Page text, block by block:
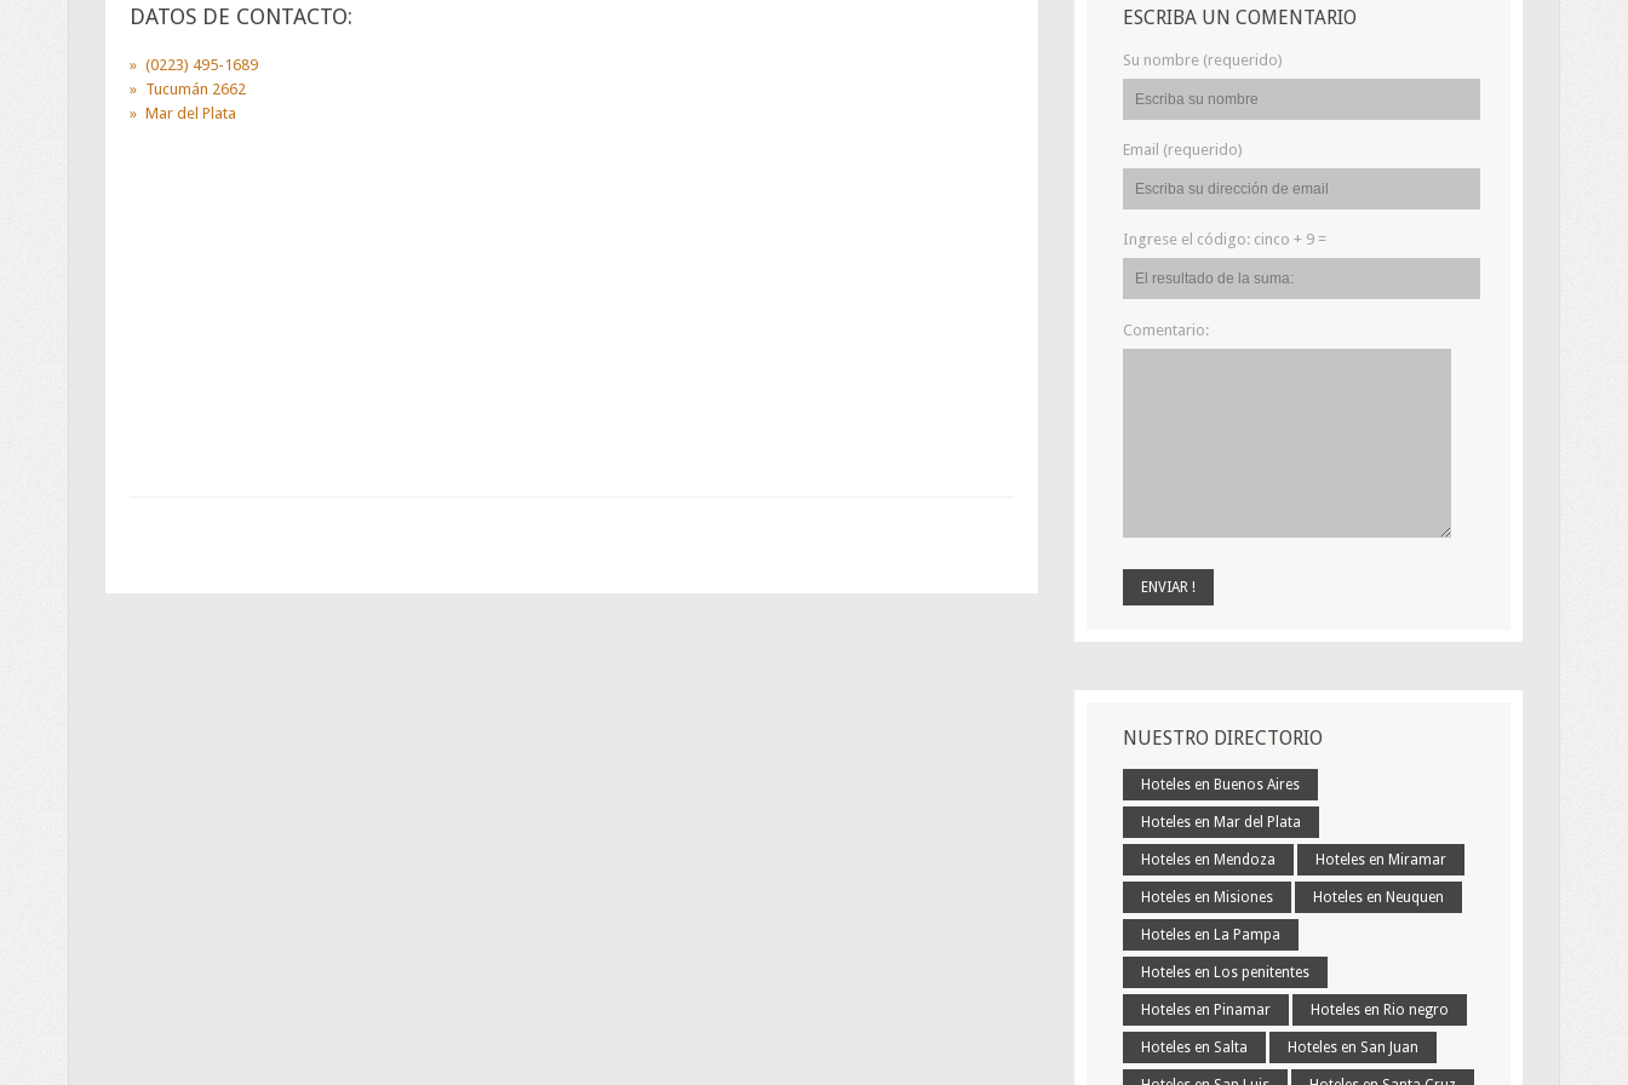
DATOS DE CONTACTO:
(0223) 495-1689
Tucumán 2662
Mar del Plata
ESCRIBA UN COMENTARIO
Su nombre (requerido)
Email (requerido)
Ingrese el código: cinco + 9 =
Comentario:
NUESTRO DIRECTORIO
Hoteles en Buenos Aires
Hoteles en Mar del Plata
Hoteles en Mendoza Hoteles en Miramar
Hoteles en Misiones Hoteles en Neuquen
Hoteles en La Pampa
Hoteles en Los penitentes
Hoteles en Pinamar Hoteles en Rio negro
Hoteles en Salta Hoteles en San Juan